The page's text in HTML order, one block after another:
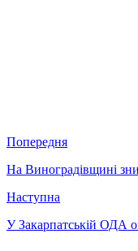
Попередня
На Виноградівщині
Наступна
У Закарпатській ОДА